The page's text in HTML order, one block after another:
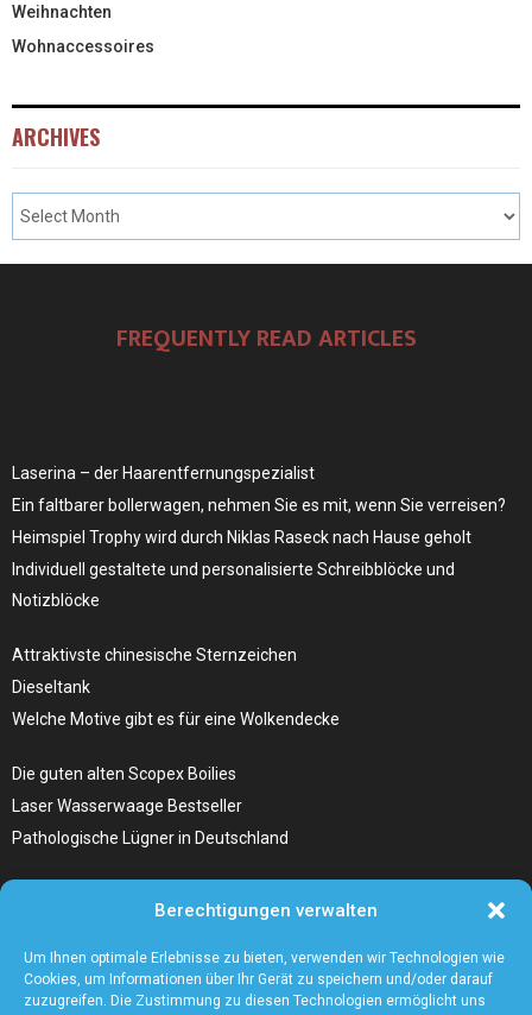
Berechtigungen verwalten
Um Ihnen optimale Erlebnisse zu bieten, verwenden wir Technologien wie
Cookies, um Informationen über Ihr Gerät zu speichern und/oder darauf
zuzugreifen. Die Zustimmung zu diesen Technologien ermöglicht uns
Weihnachten
Wohnaccessoires
ARCHIVES
FREQUENTLY READ ARTICLES
Laserina – der Haarentfernungspezialist
Ein faltbarer bollerwagen, nehmen Sie es mit, wenn Sie verreisen?
Heimspiel Trophy wird durch Niklas Raseck nach Hause geholt
Individuell gestaltete und personalisierte Schreibblöcke und
Notizblöcke
Attraktivste chinesische Sternzeichen
Dieseltank
Welche Motive gibt es für eine Wolkendecke
Die guten alten Scopex Boilies
Laser Wasserwaage Bestseller
Pathologische Lügner in Deutschland
Die Kunst, Handbücher zu schreiben
Wieso ein Handstaubsauger unentbehrlich ist